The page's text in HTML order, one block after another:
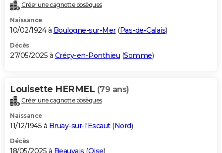
Créer une cagnotte obsèques
Naissance
10/02/1924 à Boulogne-sur-Mer(Pas-de-Calais)
Décès
27/05/2025 à Crécy-en-Ponthieu (Somme)
Louisette HERMEL (79 ans)
Créer une cagnotte obsèques
Naissance
11/12/1945 à Bruay-sur-l'Escaut(Nord)
Décès
18/05/2025 à Beauvais (Oise)